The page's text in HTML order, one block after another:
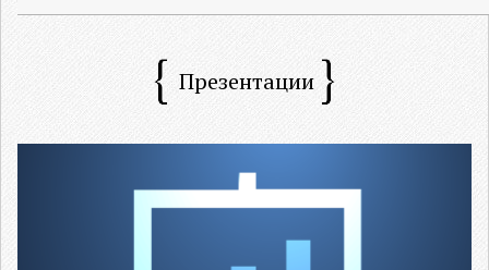
Презентации